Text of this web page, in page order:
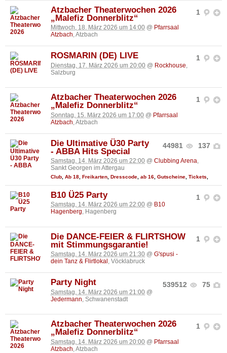
1
Atzbacher Theaterwochen 2026
„Malefiz Donnerblitz“
Mittwoch, 18. März 2026 um 14:00 @ Pfarrsaal
Atzbach, Atzbach
1
ROSMARIN (DE) LIVE
Dienstag, 17. März 2026 um 20:00 @ Rockhouse
Salzburg
1
Atzbacher Theaterwochen 2026
„Malefiz Donnerblitz“
Sonntag, 15. März 2026 um 17:00 @ Pfarrsaal
Atzbach , Atzbach
44981 137
Die Ultimative Ü30 Party
- ABBA Hits Special
Samstag, 14. März 2026 um 22:00 @ Clubbing Arena,
Sankt Georgen im Attergau
Club Ab 18 Freikarten Dresscode ab 16 Gutscheine Tickets
1
B10 Ü25 Party
Samstag, 14. März 2026 um 22:00 @ B10
Hagenberg, Hagenberg
1
Die DANCE-FEIER & FLIRTSHOW
mit Stimmungsgarantie!
Samstag, 14. März 2026 um 21:30 @ G'spusi -
dein Tanz & Flirtlokal , Vöcklabruck
539512 75
Party Night
Samstag, 14. März 2026 um 21:00 @
Jedermann , Schwanenstadt
1
Atzbacher Theaterwochen 2026
„Malefiz Donnerblitz“
Samstag, 14. März 2026 um 20:00 @ Pfarrsaal
Atzbach , Atzbach